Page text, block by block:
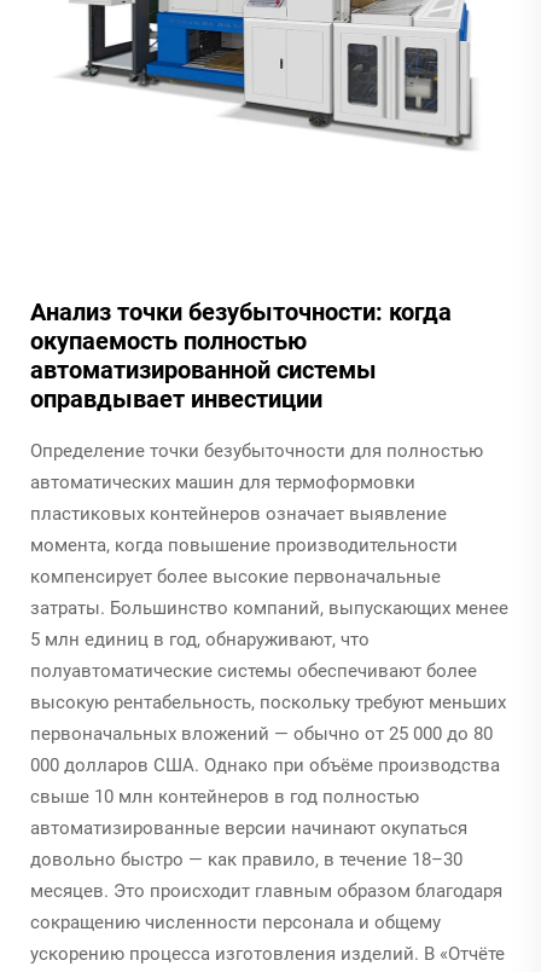
Анализ точки безубыточности: когда
окупаемость полностью
автоматизированной системы
оправдывает инвестиции
Определение точки безубыточности для полностью
автоматических машин для термоформовки
пластиковых контейнеров означает выявление
момента, когда повышение производительности
компенсирует более высокие первоначальные
затраты. Большинство компаний, выпускающих менее
5 млн единиц в год, обнаруживают, что
полуавтоматические системы обеспечивают более
высокую рентабельность, поскольку требуют меньших
первоначальных вложений — обычно от 25 000 до 80
000 долларов США. Однако при объёме производства
свыше 10 млн контейнеров в год полностью
автоматизированные версии начинают окупаться
довольно быстро — как правило, в течение 18–30
месяцев. Это происходит главным образом благодаря
сокращению численности персонала и общему
ускорению процесса изготовления изделий. В «Отчёте